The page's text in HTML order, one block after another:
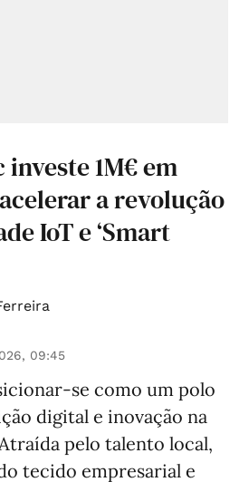
1M€ em
a revolução
IoT e ‘Smart
09:45
se como um polo
digital e inovação na
pelo talento local,
tecido empresarial e